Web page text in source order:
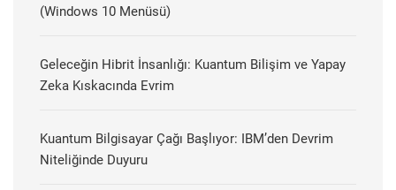
(Windows 10 Menüsü)
Geleceğin Hibrit İnsanlığı: Kuantum Bilişim ve Yapay
Zeka Kıskacında Evrim
Kuantum Bilgisayar Çağı Başlıyor: IBM’den Devrim
Niteliğinde Duyuru